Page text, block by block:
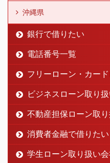
沖縄県
銀行で借りたい
電話番号一覧
フリーローン・カー
ビジネスローン取り
不動産担保ローン取
消費者金融で借りたい
学生ローン取り扱い